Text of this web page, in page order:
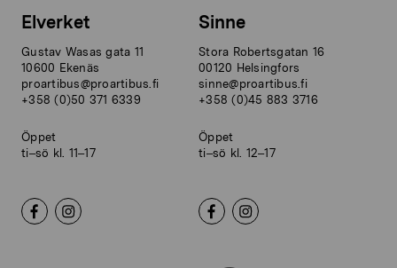
Elverket
Gustav Wasas gata 11
10600 Ekenäs
proartibus@proartibus.fi
+358 (0)50 371 6339
Öppet
ti–sö kl. 11–17
Sinne
Stora Robertsgatan 16
00120 Helsingfors
sinne@proartibus.fi
+358 (0)45 883 3716
Öppet
ti–sö kl. 12–17